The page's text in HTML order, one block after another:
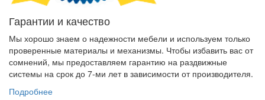
Гарантии и качество
Мы хорошо знаем о надежности мебели и используем только
проверенные материалы и механизмы. Чтобы избавить вас от
сомнений, мы предоставляем гарантию на раздвижные
системы на срок до 7-ми лет в зависимости от производителя.
Подробнее